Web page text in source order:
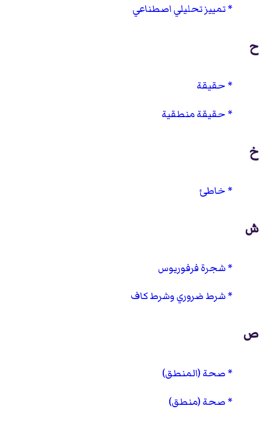
تمييز تحليلي اصطناعي
ح
حقيقة
حقيقة منطقية
خ
خاطئ
ش
شجرة فرفوريوس
شرط ضروري وشرط كاف
ص
صحة (المنطق)
صحة (منطق)